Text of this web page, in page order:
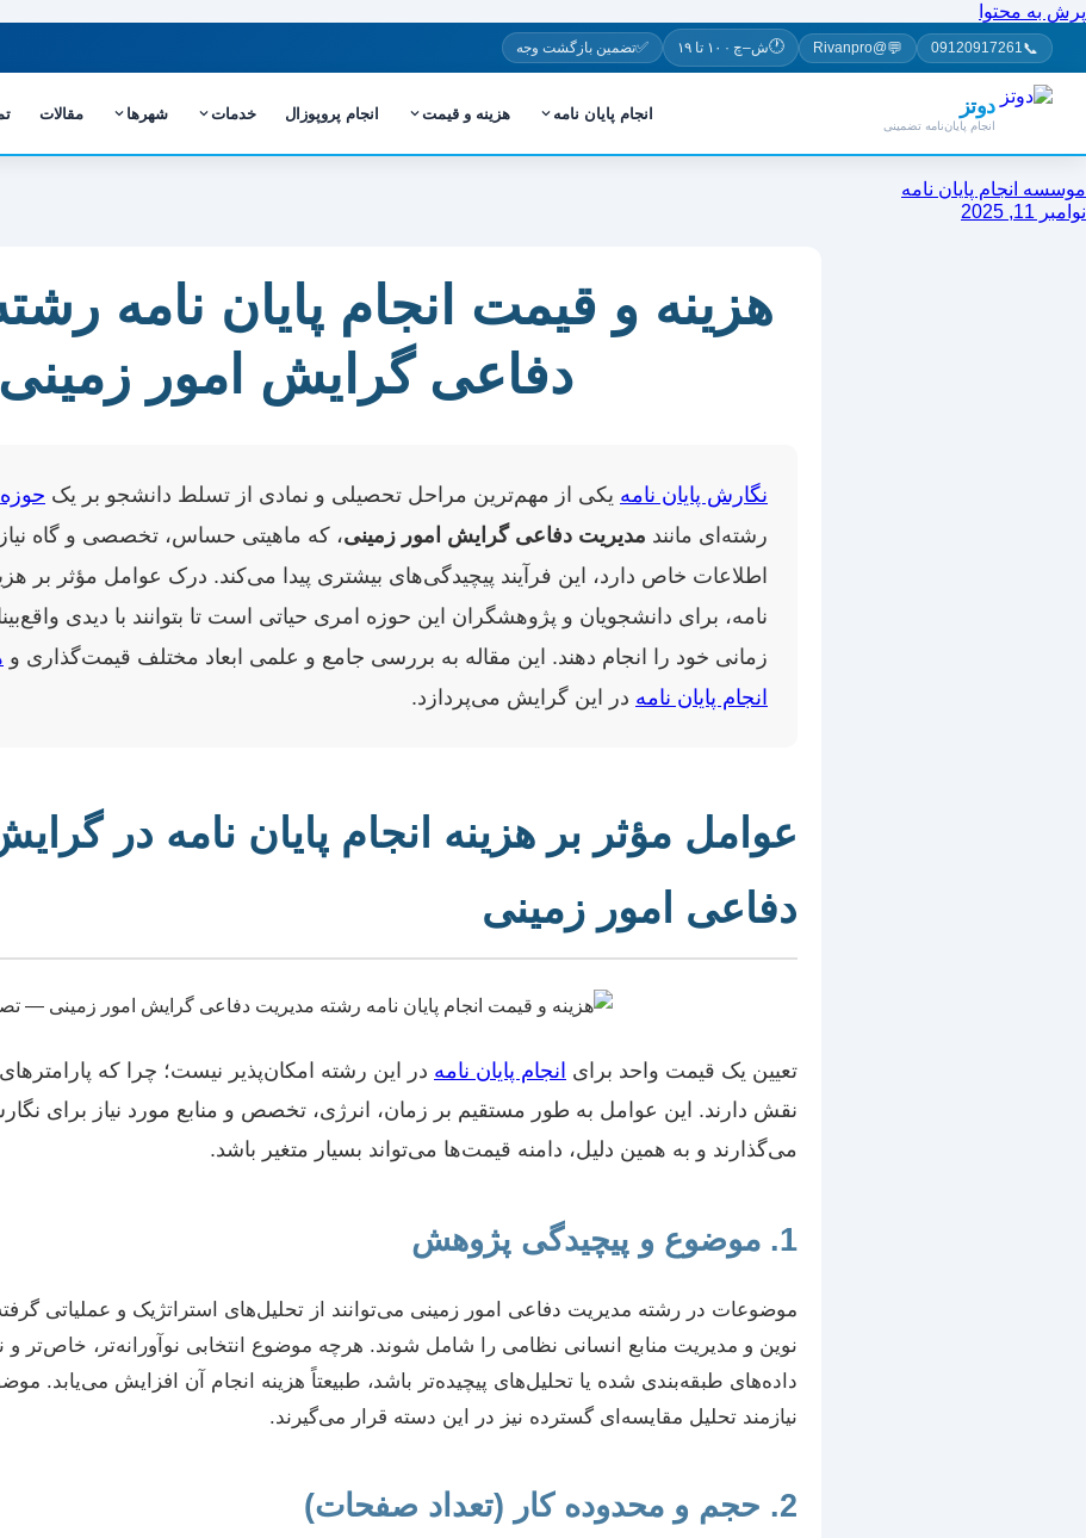
پرش به محتوا
📞
09120917261
💬
@Rivanpro
🕐ش–چ · ۱۰ تا ۱۹ ✅تضمین بازگشت وجه
دوتز
انجام پایان‌نامه تضمینی
انجام پایان نامه هزینه و قیمت انجام پروپوزال خدمات شهرها مقالات
موسسه انجام پایان نامه
نوامبر 11, 2025
هزینه و قیمت انجام پایان نامه
دفاعی گرایش امور زمینی
نگارش پایان نامه یکی از مهم‌ترین مراحل تحصیلی و نمادی از تسلط دانشجو بر یک
رشته‌ای مانند مدیریت دفاعی گرایش امور زمینی، که ماهیتی حساس، تخصصی و گاه
اطلاعات خاص دارد، این فرآیند پیچیدگی‌های بیشتری پیدا می‌کند. درک عوامل مؤثر بر
نامه، برای دانشجویان و پژوهشگران این حوزه امری حیاتی است تا بتوانند با دیدی
زمانی خود را انجام دهند. این مقاله به بررسی جامع و علمی ابعاد مختلف قیمت‌گذاری و
انجام پایان نامه در این گرایش می‌پردازد.
عوامل مؤثر بر هزینه انجام پایان نامه در
دفاعی امور زمینی
تعیین یک قیمت واحد برای انجام پایان نامه در این رشته امکان‌پذیر نیست؛ چرا که
نقش دارند. این عوامل به طور مستقیم بر زمان، انرژی، تخصص و منابع مورد نیاز برای نگارش
می‌گذارند و به همین دلیل، دامنه قیمت‌ها می‌تواند بسیار متغیر باشد.
1. موضوع و پیچیدگی پژوهش
موضوعات در رشته مدیریت دفاعی امور زمینی می‌توانند از تحلیل‌های استراتژیک و عملیاتی
نوین و مدیریت منابع انسانی نظامی را شامل شوند. هرچه موضوع انتخابی نوآورانه‌تر، خاص‌تر و
داده‌های طبقه‌بندی شده یا تحلیل‌های پیچیده‌تر باشد، طبیعتاً هزینه انجام آن افزایش می‌یابد.
نیازمند تحلیل مقایسه‌ای گسترده نیز در این دسته قرار می‌گیرند.
2. حجم و محدوده کار (تعداد صفحات)